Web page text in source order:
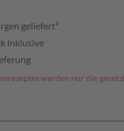
geliefert³
inklusive
werden nur die